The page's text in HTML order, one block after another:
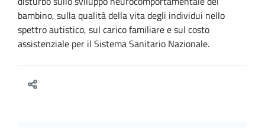
bambino, sulla qualità della vita degli individui nello
spettro autistico, sul carico familiare e sul costo
assistenziale per il Sistema Sanitario Nazionale.